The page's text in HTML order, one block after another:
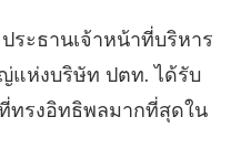
ระธานเจ้าหน้าที่บริหาร
แห่งบริษัท ปตท. ได้รับ
ทรงอิทธิพลมากที่สุดใน